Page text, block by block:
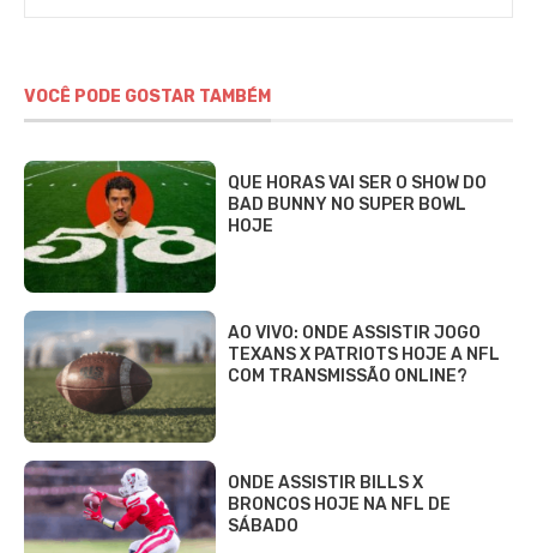
VOCÊ PODE GOSTAR TAMBÉM
QUE HORAS VAI SER O SHOW DO
BAD BUNNY NO SUPER BOWL
HOJE
AO VIVO: ONDE ASSISTIR JOGO
TEXANS X PATRIOTS HOJE A NFL
COM TRANSMISSÃO ONLINE?
ONDE ASSISTIR BILLS X
BRONCOS HOJE NA NFL DE
SÁBADO